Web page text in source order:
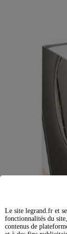
Le site legrand.fr et
fonctionnalités du
contenus de